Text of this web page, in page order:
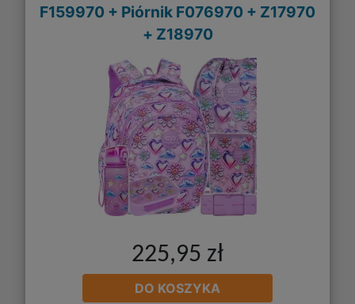
F159970 + Piórnik F076970 + Z17970
+ Z18970
225,95 zł
DO KOSZYKA